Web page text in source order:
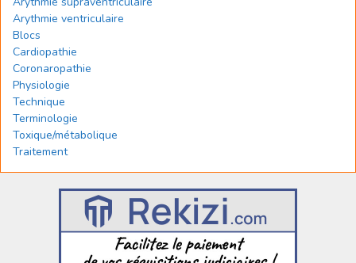
Arythmie ventriculaire
Blocs
Cardiopathie
Coronaropathie
Physiologie
Technique
Terminologie
Toxique/métabolique
Traitement